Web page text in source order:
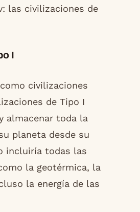
las civilizaciones de
I
civilizaciones
de Tipo I
almacenar toda la
planeta desde su
incluiría todas las
la geotérmica, la
la energía de las